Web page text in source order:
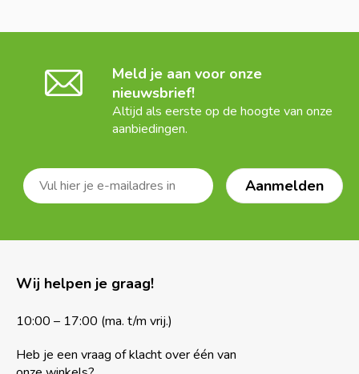
Meld je aan voor onze
nieuwsbrief!
Altijd als eerste op de hoogte van onze
aanbiedingen.
Wij helpen je graag!
10:00 – 17:00 (ma. t/m vrij.)
Heb je een vraag of klacht over één van